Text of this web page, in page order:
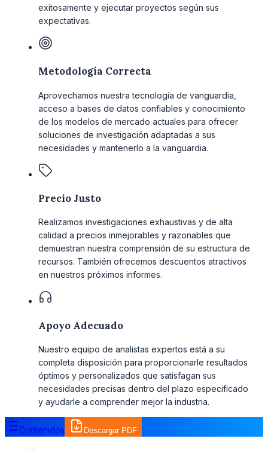
exitosamente y ejecutar proyectos según sus
expectativas.
Metodología Correcta
Aprovechamos nuestra tecnología de vanguardia,
acceso a bases de datos confiables y conocimiento
de los modelos de mercado actuales para ofrecer
soluciones de investigación adaptadas a sus
necesidades y mantenerlo a la vanguardia.
Precio Justo
Realizamos investigaciones exhaustivas y de alta
calidad a precios inmejorables y razonables que
demuestran nuestra comprensión de su estructura de
recursos. También ofrecemos descuentos atractivos
en nuestros próximos informes.
Apoyo Adecuado
Nuestro equipo de analistas expertos está a su
completa disposición para proporcionarle resultados
óptimos y personalizados que satisfagan sus
necesidades precisas dentro del plazo especificado
y ayudarle a comprender mejor la industria.
Contenidos Descargar PDF